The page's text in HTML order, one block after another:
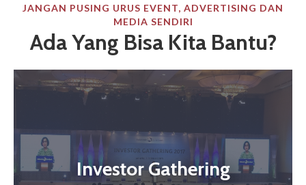
JANGAN PUSING URUS EVENT, ADVERTISING DAN
MEDIA SENDIRI
Ada Yang Bisa Kita Bantu?
Investor Gathering